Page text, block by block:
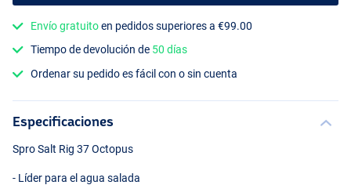
Envío gratuitoen pedidos superiores a €99.00
Tiempo de devolución de 50 días
Ordenar su pedido es fácil con o sin cuenta
Especificaciones
Spro Salt Rig 37 Octopus
- Líder para el agua salada